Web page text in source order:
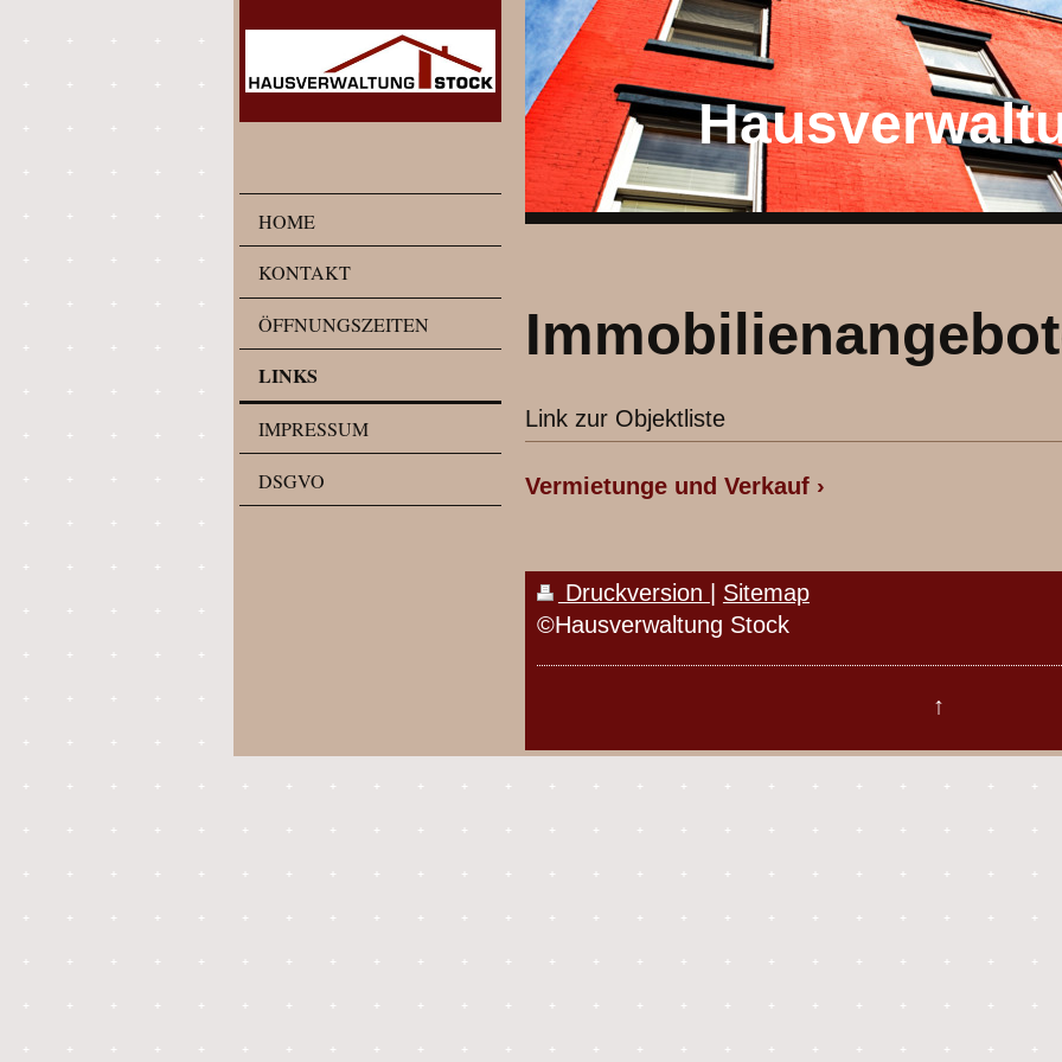
HOME
KONTAKT
ÖFFNUNGSZEITEN
LINKS
IMPRESSUM
DSGVO
Link zur Objektliste
Vermietunge und Verkauf
Druckversion | Sitemap
©Hausverwaltung Stock
↑